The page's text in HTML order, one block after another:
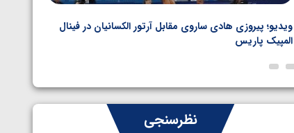
ویدیو؛ پیروزی هادی ساروی مقابل آرتور الکسانیان در فینال
المپیک پاریس
نظرسنجی